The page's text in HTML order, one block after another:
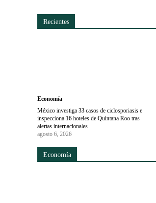
Recientes
Economía
México investiga 33 casos de ciclosporiasis e
inspecciona 16 hoteles de Quintana Roo tras
alertas internacionales
agosto 6, 2026
Economía